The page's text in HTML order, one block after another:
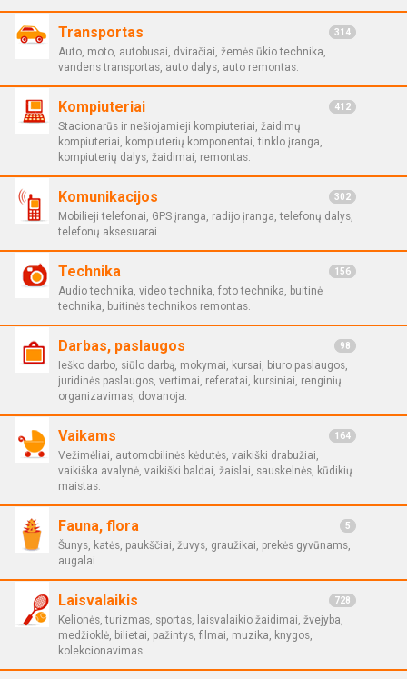
Transportas 314
Auto, moto, autobusai, dviračiai, žemės ūkio technika,
vandens transportas, auto dalys, auto remontas.
Kompiuteriai 412
Stacionarūs ir nešiojamieji kompiuteriai, žaidimų
kompiuteriai, kompiuterių komponentai, tinklo įranga,
kompiuterių dalys, žaidimai, remontas.
Komunikacijos 302
Mobilieji telefonai, GPS įranga, radijo įranga, telefonų dalys,
telefonų aksesuarai.
Technika 156
Audio technika, video technika, foto technika, buitinė
technika, buitinės technikos remontas.
Darbas, paslaugos 98
Ieško darbo, siūlo darbą, mokymai, kursai, biuro paslaugos,
juridinės paslaugos, vertimai, referatai, kursiniai, renginių
organizavimas, dovanoja.
Vaikams 164
Vežimėliai, automobilinės kėdutės, vaikiški drabužiai,
vaikiška avalynė, vaikiški baldai, žaislai, sauskelnės, kūdikių
maistas.
Fauna, flora 5
Šunys, katės, paukščiai, žuvys, graužikai, prekės gyvūnams,
augalai.
Laisvalaikis 728
Kelionės, turizmas, sportas, laisvalaikio žaidimai, žvejyba,
medžioklė, bilietai, pažintys, filmai, muzika, knygos,
kolekcionavimas.